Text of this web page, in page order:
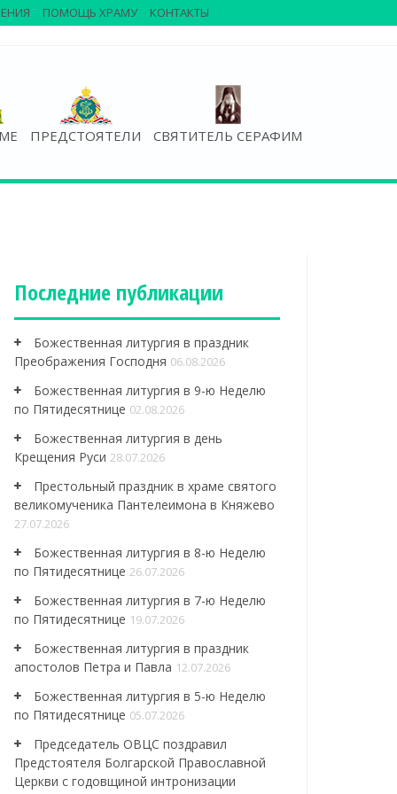
ПРЕДСТОЯТЕЛИ СВЯТИТЕЛЬ СЕРАФИМ
ПОМОЩЬ ХРАМУ КОНТАКТЫ
Последние публикации
Божественная литургия в праздник
Преображения Господня 06.08.2026
Божественная литургия в 9-ю Неделю
по Пятидесятнице 02.08.2026
Божественная литургия в день
Крещения Руси 28.07.2026
Престольный праздник в храме святого
великомученика Пантелеимона в Княжево
27.07.2026
Божественная литургия в 8-ю Неделю
по Пятидесятнице 26.07.2026
Божественная литургия в 7-ю Неделю
по Пятидесятнице 19.07.2026
Божественная литургия в праздник
апостолов Петра и Павла 12.07.2026
Божественная литургия в 5-ю Неделю
по Пятидесятнице 05.07.2026
Председатель ОВЦС поздравил
Предстоятеля Болгарской Православной
Церкви с годовщиной интронизации